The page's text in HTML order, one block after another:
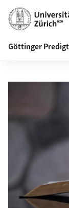
Göttinger